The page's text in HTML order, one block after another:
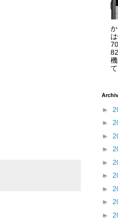
►
►
►
►
►
►
►
►
►